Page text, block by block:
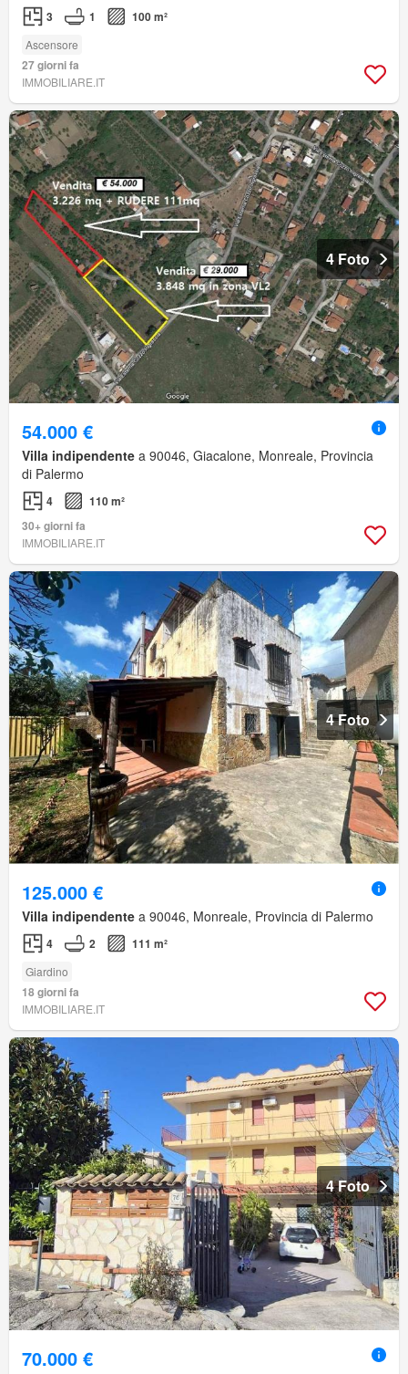
3 1 100 m²
Ascensore
27 giorni fa
IMMOBILIARE.IT
4 Foto
54.000 €
Villa indipendente a 90046, Giacalone, Monreale, Provincia
di Palermo
4
110 m²
30+ giorni fa
IMMOBILIARE.IT
4 Foto
125.000 €
Villa indipendente a 90046, Monreale, Provincia di Palermo
4 2 111 m²
Giardino
18 giorni fa
IMMOBILIARE.IT
4 Foto
70.000 €